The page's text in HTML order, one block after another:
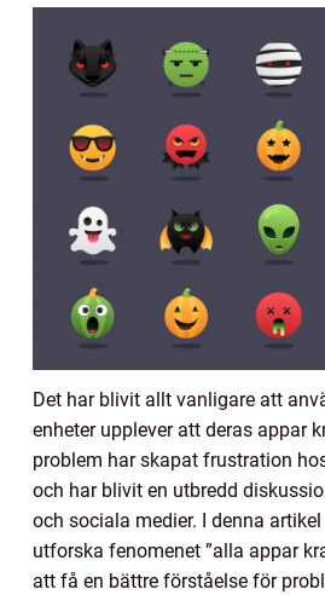
Det har blivit allt vanligare att
enheter upplever att deras appar
problem har skapat frustration
och har blivit en utbredd
och sociala medier. I denna
utforska fenomenet ”alla appar
att få en bättre förståelse för